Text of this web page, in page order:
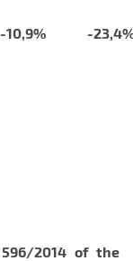
-10,9% -
2014 of the